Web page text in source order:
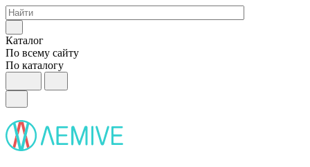
Каталог
По всему сайту
По каталогу